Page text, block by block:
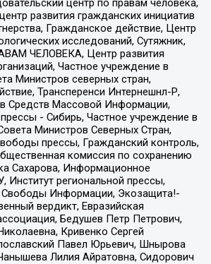
центр по правам человека,
развития гражданских инициатив
Гражданское действие, Центр
исследований, Сутяжник,
ЧЕЛОВЕКА, Центр развития
Частное учреждение в
Министров северных стран,
Трансперенси Интернешнл-Р,
Средств Массовой Информации,
прессы - Сибирь, Частное учреждение в
Министров Северных Стран,
прессы, Гражданский контроль,
комиссия по сохранению
Сахарова, Информационное
Институт региональной прессы,
Свободы Информации, Экозащита!-
вердикт, Евразийская
Бедушев Петр Петрович,
Кривенко Сергей
Павел Юрьевич, Шнырова
Лилия Айратовна, Сидорович